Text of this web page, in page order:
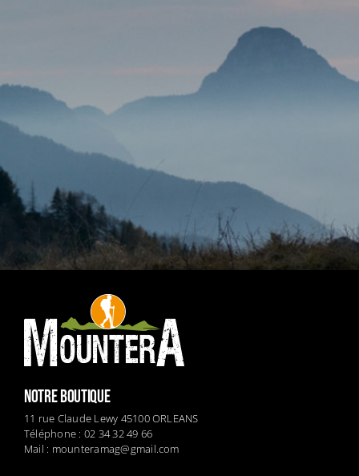
NOTRE BOUTIQUE
11 rue Claude Lewy 45100 ORLEANS
Téléphone : 02 34 32 49 66
Mail : mounteramag@gmail.com